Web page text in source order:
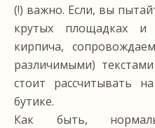
(!) важно. Если, вы
крутых площадках и
кирпича,
различимыми)
стоит рассчитывать
бутике.
Как быть,